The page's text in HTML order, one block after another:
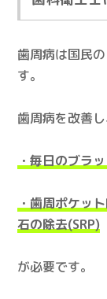
歯周病は国民
す。
歯周病を改善
・毎日のブラ
・歯周ポケッ
石の除去(SRP)
が必要です。